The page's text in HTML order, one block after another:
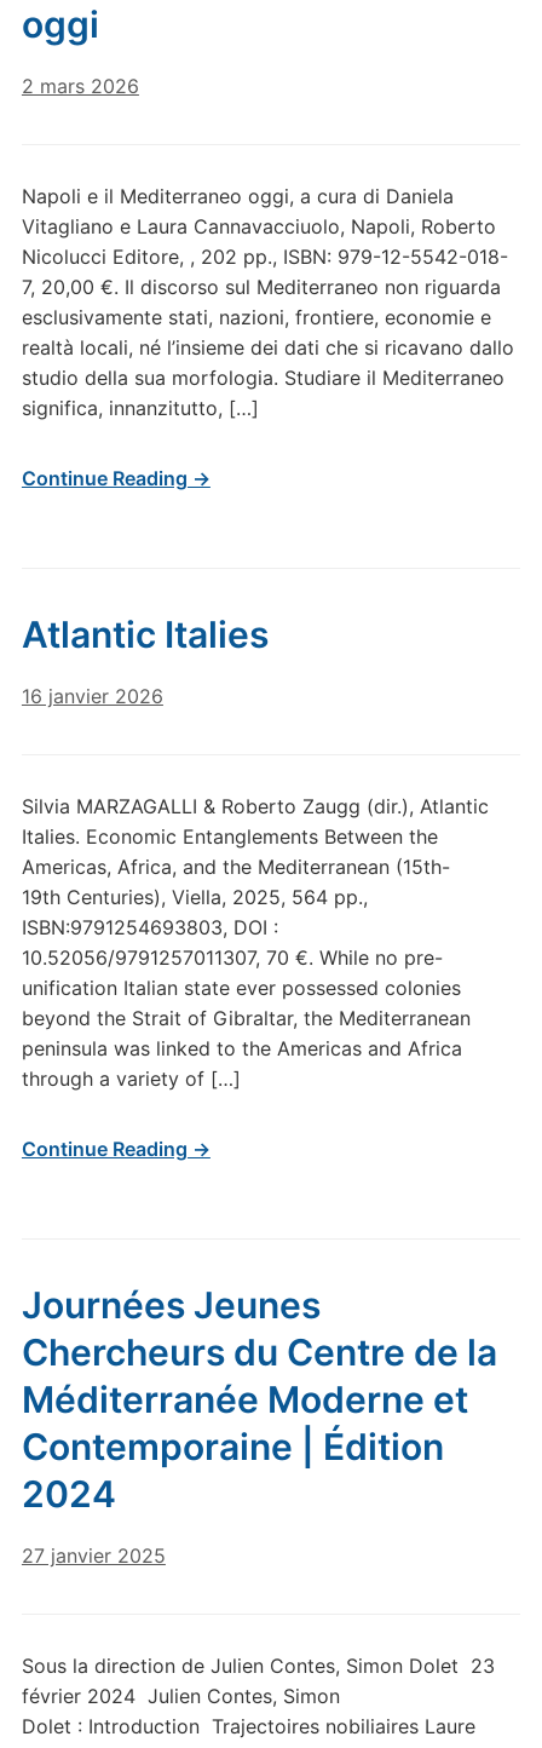
oggi
2 mars 2026
Napoli e il Mediterraneo oggi, a cura di Daniela
Vitagliano e Laura Cannavacciuolo, Napoli, Roberto
Nicolucci Editore, , 202 pp., ISBN: 979-12-5542-018-
7, 20,00 €. Il discorso sul Mediterraneo non riguarda
esclusivamente stati, nazioni, frontiere, economie e
realtà locali, né l’insieme dei dati che si ricavano dallo
studio della sua morfologia. Studiare il Mediterraneo
significa, innanzitutto, […]
Continue Reading →
Atlantic Italies
16 janvier 2026
Silvia MARZAGALLI & Roberto Zaugg (dir.), Atlantic
Italies. Economic Entanglements Between the
Americas, Africa, and the Mediterranean (15th-
19th Centuries), Viella, 2025, 564 pp.,
ISBN:9791254693803, DOI :
10.52056/9791257011307, 70 €. While no pre-
unification Italian state ever possessed colonies
beyond the Strait of Gibraltar, the Mediterranean
peninsula was linked to the Americas and Africa
through a variety of […]
Continue Reading →
Journées Jeunes
Chercheurs du Centre de la
Méditerranée Moderne et
Contemporaine | Édition
2024
27 janvier 2025
Sous la direction de Julien Contes, Simon Dolet 23
février 2024 Julien Contes, Simon
Dolet : Introduction Trajectoires nobiliaires Laure